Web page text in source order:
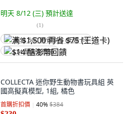
明天 8/12 (三) 預計送達
(1)
满 $1,500 再省 $75 (王道卡)
$14 酷澎幣回饋
COLLECTA 迷你野生動物書玩具組 英
國高擬真模型, 1組, 橘色
首購折扣價 40%$384